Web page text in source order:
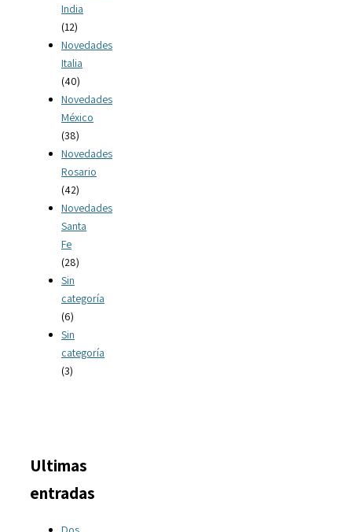
India
(12)
Novedades
Italia
(40)
Novedades
México
(38)
Novedades
Rosario
(42)
Novedades
Santa
Fe
(28)
Sin
categoría
(6)
Sin
categoría
(3)
Ultimas
entradas